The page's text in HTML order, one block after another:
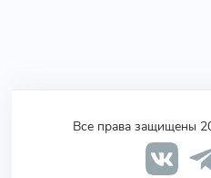
Все права защищены